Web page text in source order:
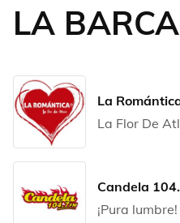
LA BARCA
La
La Flor De
Candela
¡Pura lumbre!